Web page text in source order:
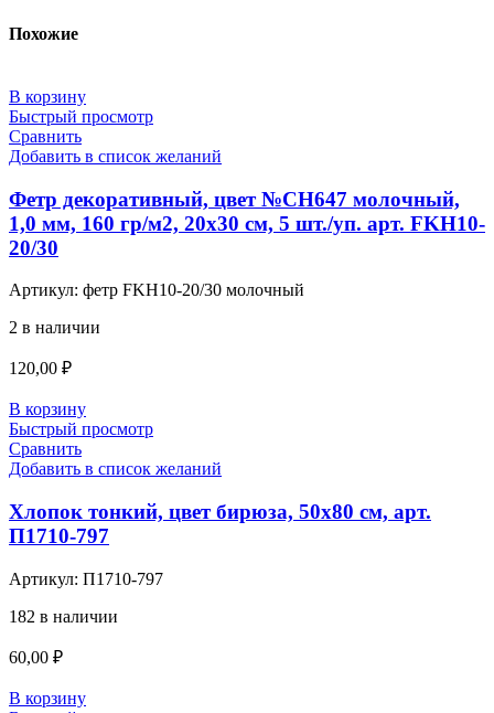
Похожие
В корзину
Быстрый просмотр
Сравнить
Добавить в список желаний
Фетр декоративный, цвет №СН647 молочный,
1,0 мм, 160 гр/м2, 20х30 см, 5 шт./уп. арт. FKH10-
20/30
Артикул: фетр FKH10-20/30 молочный
2 в наличии
120,00 ₽
В корзину
Быстрый просмотр
Сравнить
Добавить в список желаний
Хлопок тонкий, цвет бирюза, 50х80 см, арт.
П1710-797
Артикул: П1710-797
182 в наличии
60,00 ₽
В корзину